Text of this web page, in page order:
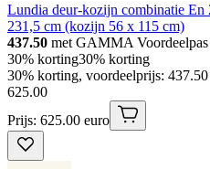
Lundia deur-kozijn combinatie
231,5 cm (kozijn 56 x 115 cm)
437.50 met GAMMA Voordeelpas
30% korting30% korting
30% korting, voordeelprijs:
625.00
Prijs: 625.00 euro